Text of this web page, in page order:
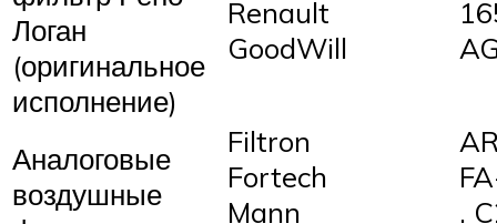
Логан
(оригинальное
исполнение)
Renault
GoodWill
Аналоговые
воздушные
Filtron
Fortech
Mann
.